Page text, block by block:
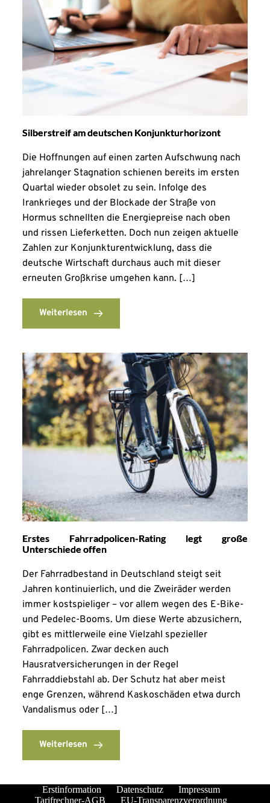
Silberstreif am deutschen Konjunkturhorizont
Die Hoffnungen auf einen zarten Aufschwung nach
jahrelanger Stagnation schienen bereits im ersten
Quartal wieder obsolet zu sein. Infolge des
Irankrieges und der Blockade der Straße von
Hormus schnellten die Energiepreise nach oben
und rissen Lieferketten. Doch nun zeigen aktuelle
Zahlen zur Konjunkturentwicklung, dass die
deutsche Wirtschaft durchaus auch mit dieser
erneuten Großkrise umgehen kann. […]
Weiterlesen
Erstes Fahrradpolicen-Rating legt große
Unterschiede offen
Der Fahrradbestand in Deutschland steigt seit
Jahren kontinuierlich, und die Zweiräder werden
immer kostspieliger – vor allem wegen des E-Bike-
und Pedelec-Booms. Um diese Werte abzusichern,
gibt es mittlerweile eine Vielzahl spezieller
Fahrradpolicen. Zwar decken auch
Hausratversicherungen in der Regel
Fahrraddiebstahl ab. Der Schutz hat aber meist
enge Grenzen, während Kaskoschäden etwa durch
Vandalismus oder […]
Weiterlesen
Erstinformation Datenschutz
Impressum
Tarifrechner-AGB
EU-Transparenzverordnung